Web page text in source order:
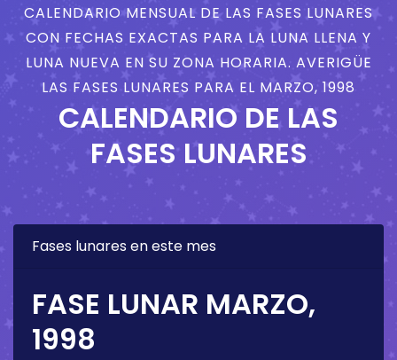
CALENDARIO MENSUAL DE LAS FASES LUNARES
CON FECHAS EXACTAS PARA LA LUNA LLENA Y
LUNA NUEVA EN SU ZONA HORARIA. AVERIGÜE
LAS FASES LUNARES PARA EL MARZO, 1998
CALENDARIO DE LAS
FASES LUNARES
Fases lunares en este mes
FASE LUNAR MARZO,
1998